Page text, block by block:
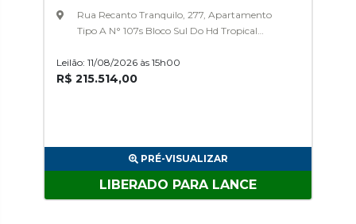
Rua Recanto Tranquilo, 277, Apartamento
Tipo A N° 107s Bloco Sul Do Hd Tropical
Leilão: 11/08/2026 às 15h00
R$ 215.514,00
PRÉ-VISUALIZAR
LIBERADO PARA LANCE